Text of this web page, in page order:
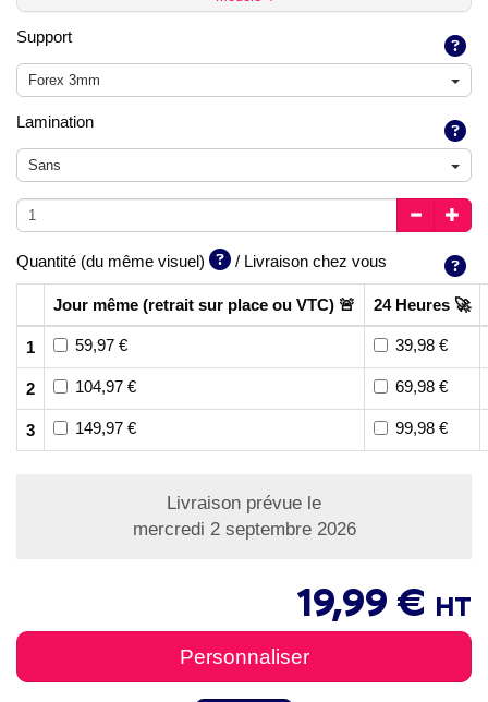
Support
Forex 3mm
Lamination
Sans
Quantité (du même visuel) / Livraison chez vous
Jour même (retrait sur place ou VTC) 🚨 24 Heures 🚀
1 59,97 € 39,98 €
2 104,97 € 69,98 €
3 149,97 € 99,98 €
Livraison prévue le
mercredi 2 septembre 2026
19,99 € HT
Personnaliser